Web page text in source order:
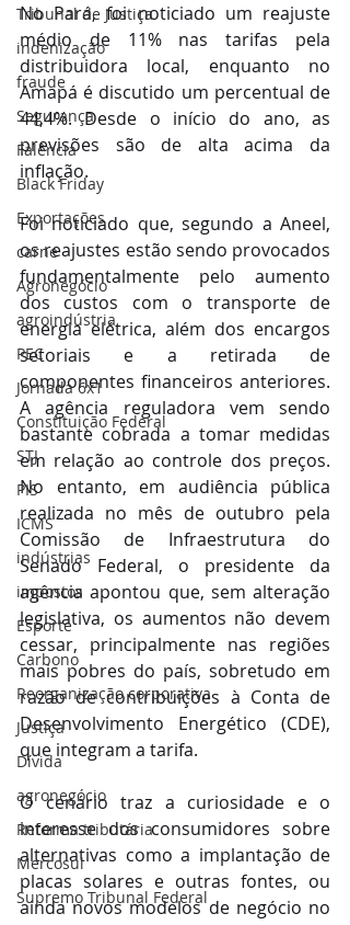
Tribunal de Justiça
indenização
fraude
Segurança
Falência
Black Friday
Exportações
carne
Agronegócio
agroindústria
PEC
Jornada 6x1
Constituição Federal
STJ
PIS
ICMS
indústrias
impostos
Esporte
Carbono
Reorganização corporativa
Justiça
Dívida
agronegócio
Reforma tributária
Mercosul
Supremo Tribunal Federal
No Pará, foi noticiado um reajuste
médio de 11% nas tarifas pela
distribuidora local, enquanto no
Amapá é discutido um percentual de
44,4%. Desde o início do ano, as
previsões são de alta acima da
inflação.
Foi noticiado que, segundo a Aneel,
os reajustes estão sendo provocados
fundamentalmente pelo aumento
dos custos com o transporte de
energia elétrica, além dos encargos
setoriais e a retirada de
componentes financeiros anteriores.
A agência reguladora vem sendo
bastante cobrada a tomar medidas
em relação ao controle dos preços.
No entanto, em audiência pública
realizada no mês de outubro pela
Comissão de Infraestrutura do
Senado Federal, o presidente da
agência apontou que, sem alteração
legislativa, os aumentos não devem
cessar, principalmente nas regiões
mais pobres do país, sobretudo em
razão de contribuições à Conta de
Desenvolvimento Energético (CDE),
que integram a tarifa.
O cenário traz a curiosidade e o
interesse dos consumidores sobre
alternativas como a implantação de
placas solares e outras fontes, ou
ainda novos modelos de negócio no